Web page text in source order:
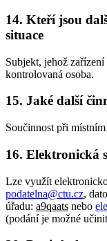
14. Kteří jsou
situace
Subjekt, jehož
kontrolovaná osoba.
15. Jaké další
Součinnost při místním
16. Elektronická
Lze využít
podatelna@ctu.cz,
úřadu: a9qaats nebo
(podání je možné